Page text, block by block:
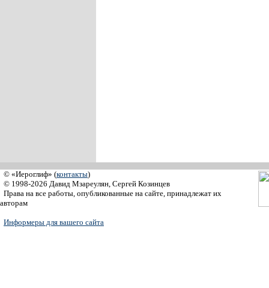
© «Иероглиф» (контакты)
© 1998-2026 Давид Мзареулян, Сергей Козинцев
Права на все работы, опубликованные на сайте, принадлежат их
авторам
Информеры для вашего сайта